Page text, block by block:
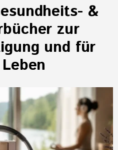
&
zur
und für